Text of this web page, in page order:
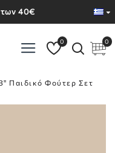
40€
0 0
Παιδικό Φούτερ Σετ